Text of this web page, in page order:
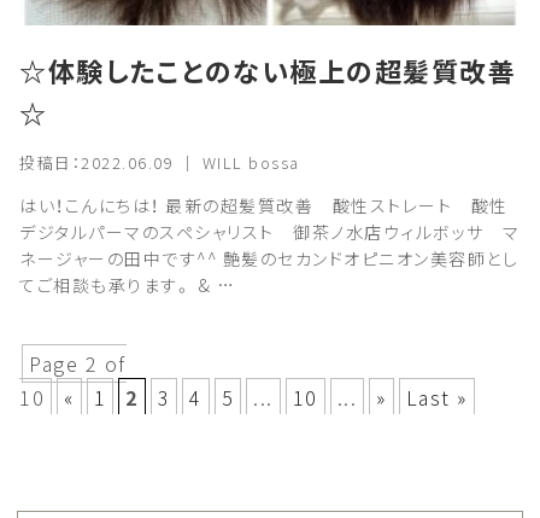
☆体験したことのない極上の超髪質改善
☆
投稿日：2022.06.09 ｜ WILL bossa
はい！こんにちは！ 最新の超髪質改善 酸性ストレート 酸性
デジタルパーマのスペシャリスト 御茶ノ水店ウィルボッサ マ
ネージャーの田中です^^ 艶髪のセカンドオピニオン美容師とし
てご相談も承ります。 & …
Page 2 of
10
« 1 2 3 4 5 ... 10 ... » Last »